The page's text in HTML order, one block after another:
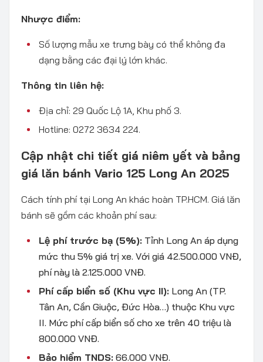
Nhược điểm:
Số lượng mẫu xe trưng bày có thể không đa
dạng bằng các đại lý lớn khác.
Thông tin liên hệ:
Địa chỉ: 29 Quốc Lộ 1A, Khu phố 3.
Hotline: 0272 3634 224.
Cập nhật chi tiết giá niêm yết và bảng
giá lăn bánh Vario 125 Long An 2025
Cách tính phí tại Long An khác hoàn TP.HCM. Giá lăn
bánh sẽ gồm các khoản phí sau:
Lệ phí trước bạ (5%): Tỉnh Long An áp dụng
mức thu 5% giá trị xe. Với giá 42.500.000 VNĐ,
phí này là 2.125.000 VNĐ.
Phí cấp biển số (Khu vực II): Long An (TP.
Tân An, Cần Giuộc, Đức Hòa…) thuộc Khu vực
II. Mức phí cấp biển số cho xe trên 40 triệu là
800.000 VNĐ.
Bảo hiểm TNDS: 66.000 VNĐ.